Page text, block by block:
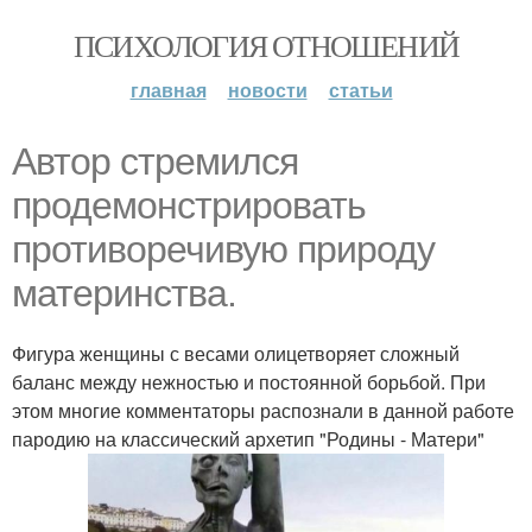
ПСИХОЛОГИЯ ОТНОШЕНИЙ
главная новости статьи
Автор стремился
продемонстрировать
противоречивую природу
материнства.
Фигура женщины с весами олицетворяет сложный
баланс между нежностью и постоянной борьбой. При
этом многие комментаторы распознали в данной работе
пародию на классический архетип "Родины - Матери"